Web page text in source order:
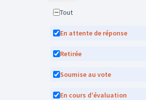
Tout
En attente de réponse
Retirée
Soumise au vote
En cours d'évaluation